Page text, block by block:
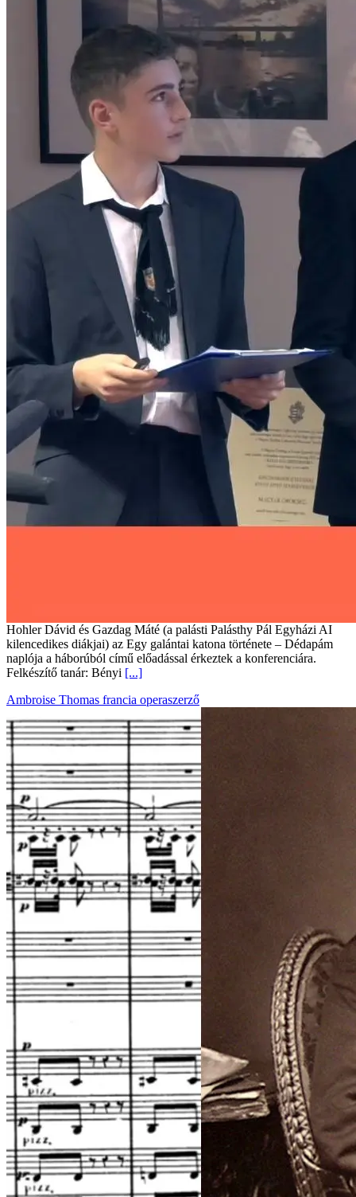
Hohler Dávid és Gazdag Máté (a palásti Palásthy Pál Egyházi AI
kilencedikes diákjai) az Egy galántai katona története – Dédapám
naplója a háborúból című előadással érkeztek a konferenciára.
Felkészítő tanár: Bényi [...]
Ambroise Thomas francia operaszerző